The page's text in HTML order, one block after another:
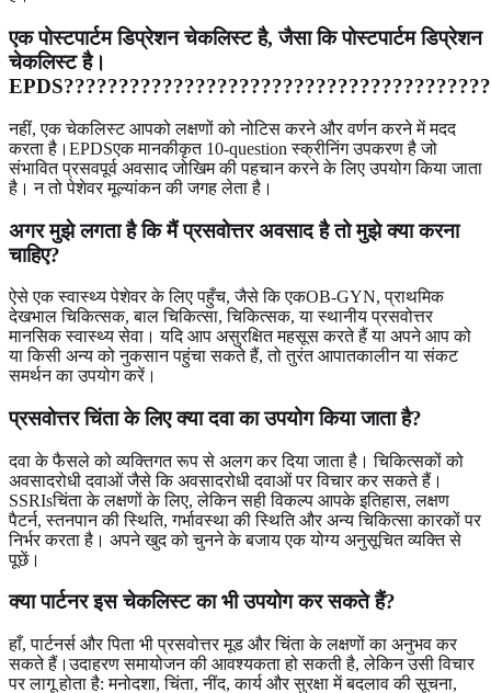
एक पोस्टपार्टम डिप्रेशन चेकलिस्ट है, जैसा कि पोस्टपार्टम डिप्रेशन
चेकलिस्ट है।
नहीं, एक चेकलिस्ट आपको लक्षणों को नोटिस करने और वर्णन करने में मदद
करता है।EPDSएक मानकीकृत 10-question स्क्रीनिंग उपकरण है जो
संभावित प्रसवपूर्व अवसाद जोखिम की पहचान करने के लिए उपयोग किया जाता
है। न तो पेशेवर मूल्यांकन की जगह लेता है।
अगर मुझे लगता है कि मैं प्रसवोत्तर अवसाद है तो मुझे क्या करना
चाहिए?
ऐसे एक स्वास्थ्य पेशेवर के लिए पहुँच, जैसे कि एकOB-GYN, प्राथमिक
देखभाल चिकित्सक, बाल चिकित्सा, चिकित्सक, या स्थानीय प्रसवोत्तर
मानसिक स्वास्थ्य सेवा। यदि आप असुरक्षित महसूस करते हैं या अपने आप को
या किसी अन्य को नुकसान पहुंचा सकते हैं, तो तुरंत आपातकालीन या संकट
समर्थन का उपयोग करें।
प्रसवोत्तर चिंता के लिए क्या दवा का उपयोग किया जाता है?
दवा के फैसले को व्यक्तिगत रूप से अलग कर दिया जाता है। चिकित्सकों को
अवसादरोधी दवाओं जैसे कि अवसादरोधी दवाओं पर विचार कर सकते हैं।
SSRIsचिंता के लक्षणों के लिए, लेकिन सही विकल्प आपके इतिहास, लक्षण
पैटर्न, स्तनपान की स्थिति, गर्भावस्था की स्थिति और अन्य चिकित्सा कारकों पर
निर्भर करता है। अपने खुद को चुनने के बजाय एक योग्य अनुसूचित व्यक्ति से
पूछें।
क्या पार्टनर इस चेकलिस्ट का भी उपयोग कर सकते हैं?
हाँ, पार्टनर्स और पिता भी प्रसवोत्तर मूड और चिंता के लक्षणों का अनुभव कर
सकते हैं।उदाहरण समायोजन की आवश्यकता हो सकती है, लेकिन उसी विचार
पर लागू होता है: मनोदशा, चिंता, नींद, कार्य और सुरक्षा में बदलाव की सूचना,